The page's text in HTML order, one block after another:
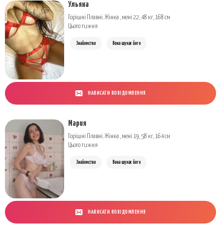
Ульяна
Горішні Плавні. Жінка , мені 22, 48 кг, 168 см
Цього тижня
Знайомство Вона шукає його
НАПИСАТИ ПОВІДОМЛЕННЯ
Мария
Горішні Плавні. Жінка , мені 19, 58 кг, 164 см
Цього тижня
Знайомство Вона шукає його
НАПИСАТИ ПОВІДОМЛЕННЯ